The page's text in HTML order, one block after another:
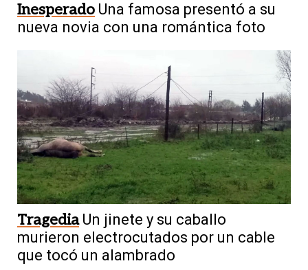
Inesperado Una famosa presentó a su
nueva novia con una romántica foto
Tragedia Un jinete y su caballo
murieron electrocutados por un cable
que tocó un alambrado